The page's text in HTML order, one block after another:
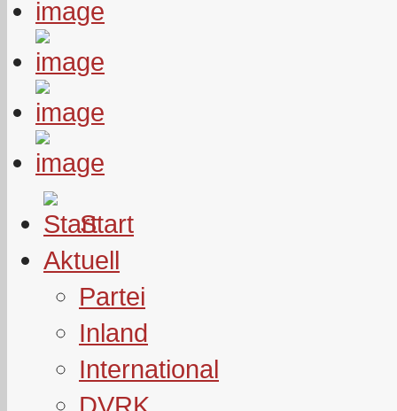
Start
Aktuell
Partei
Inland
International